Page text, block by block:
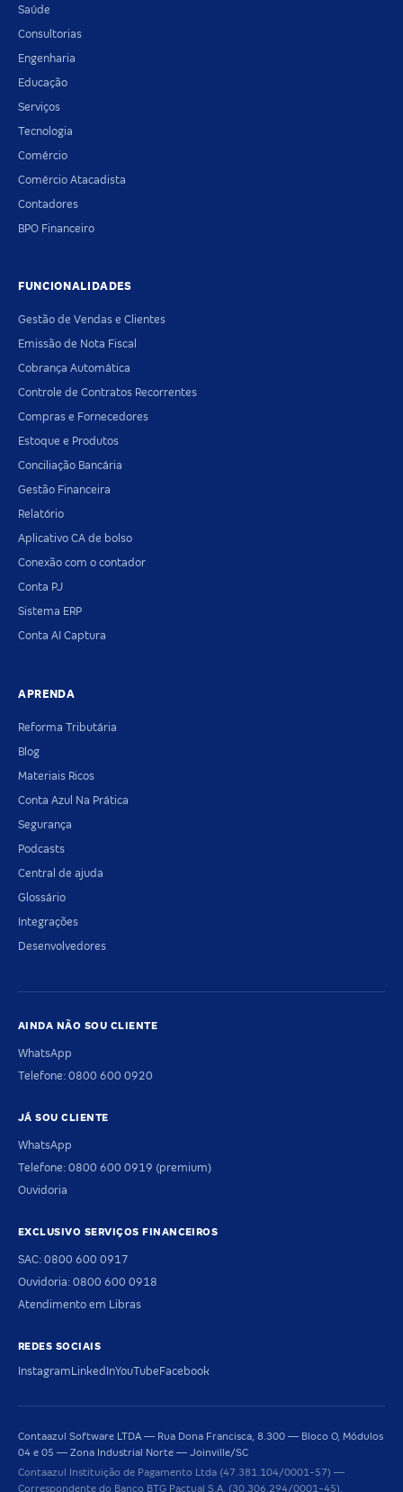
Saúde
Consultorias
Engenharia
Educação
Serviços
Tecnologia
Comércio
Comércio Atacadista
Contadores
BPO Financeiro
FUNCIONALIDADES
Gestão de Vendas e Clientes
Emissão de Nota Fiscal
Cobrança Automática
Controle de Contratos Recorrentes
Compras e Fornecedores
Estoque e Produtos
Conciliação Bancária
Gestão Financeira
Relatório
Aplicativo CA de bolso
Conexão com o contador
Conta PJ
Sistema ERP
Conta AI Captura
APRENDA
Reforma Tributária
Blog
Materiais Ricos
Conta Azul Na Prática
Segurança
Podcasts
Central de ajuda
Glossário
Integrações
Desenvolvedores
AINDA NÃO SOU CLIENTE
WhatsApp
Telefone: 0800 600 0920
JÁ SOU CLIENTE
WhatsApp
Telefone: 0800 600 0919 (premium)
Ouvidoria
EXCLUSIVO SERVIÇOS FINANCEIROS
SAC: 0800 600 0917
Ouvidoria: 0800 600 0918
Atendimento em Libras
REDES SOCIAIS
InstagramLinkedInYouTubeFacebook
Contaazul Software LTDA — Rua Dona Francisca, 8.300 — Bloco O, Módulos
04 e 05 — Zona Industrial Norte — Joinville/SC
Contaazul Instituição de Pagamento Ltda (47.381.104/0001-57) —
Correspondente do Banco BTG Pactual S.A. (30.306.294/0001-45).